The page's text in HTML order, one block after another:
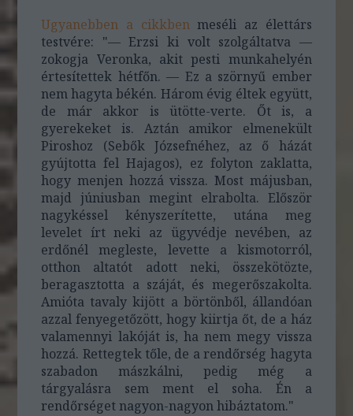
Ugyanebben a cikkbenmeséli az élettárs
testvére: "— Erzsi ki volt szolgáltatva —
zokogja Veronka, akit pesti munkahelyén
értesítettek hétfőn. — Ez a szörnyű ember
nem hagyta békén. Három évig éltek együtt,
de már akkor is ütötte-verte. Őt is, a
gyerekeket is. Aztán amikor elmenekült
Piroshoz (Sebők Józsefnéhez, az ő házát
gyújtotta fel Hajagos), ez folyton zaklatta,
hogy menjen hozzá vissza. Most májusban,
majd júniusban megint elrabolta. Először
nagykéssel kényszerítette, utána meg
levelet írt neki az ügyvédje nevében, az
erdőnél megleste, levette a kismotorról,
otthon altatót adott neki, összekötözte,
beragasztotta a száját, és megerőszakolta.
Amióta tavaly kijött a börtönből, állandóan
azzal fenyegetőzött, hogy kiirtja őt, de a ház
valamennyi lakóját is, ha nem megy vissza
hozzá. Rettegtek tőle, de a rendőrség hagyta
szabadon mászkálni, pedig még a
tárgyalásra sem ment el soha. Én a
rendőrséget nagyon-nagyon hibáztatom."